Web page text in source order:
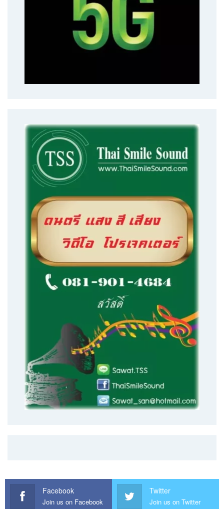
Facebook
Join us on Facebook
Twitter
Join us on Twitter